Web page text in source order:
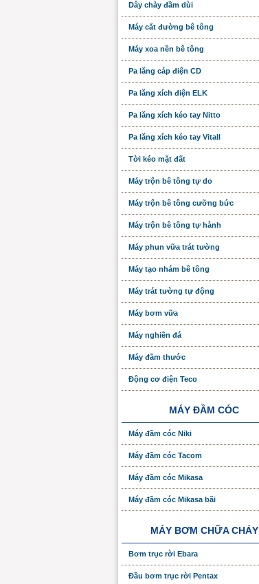
Dây chày đầm dùi
Máy cắt đường bê tông
Máy xoa nền bê tông
Pa lăng cáp điện CD
Pa lăng xích điện ELK
Pa lăng xích kéo tay Nitto
Pa lăng xích kéo tay Vitall
Tời kéo mặt đất
Máy trộn bê tông tự do
Máy trộn bê tông cưỡng bức
Máy trộn bê tông tự hành
Máy phun vữa trát tường
Máy tạo nhám bê tông
Máy trát tường tự động
Máy bơm vữa
Máy nghiền đá
Máy đầm thước
Động cơ điện Teco
MÁY ĐẦM CÓC
Máy đầm cóc Niki
Máy đầm cóc Tacom
Máy đầm cóc Mikasa
Máy đầm cóc Mikasa bãi
MÁY BƠM CHỮA CHÁY
Bơm trục rời Ebara
Đầu bơm trục rời Pentax